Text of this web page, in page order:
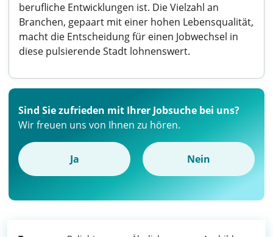
berufliche Entwicklungen ist. Die Vielzahl an
Branchen, gepaart mit einer hohen Lebensqualität,
macht die Entscheidung für einen Jobwechsel in
diese pulsierende Stadt lohnenswert.
Sind Sie zufrieden mit Ihrer Jobsuche bei uns?
Wir freuen uns von Ihnen zu hören.
Ja Nein